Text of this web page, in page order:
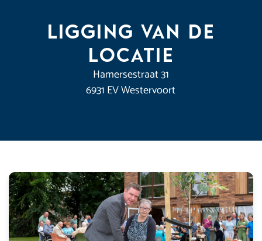
Ligging van de
locatie
Hamersestraat 31
6931 EV Westervoort
−